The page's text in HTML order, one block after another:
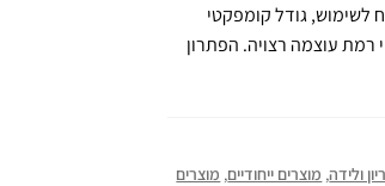
לשימוש, גודל קומפקטי
רמת עוצמה רצויה. הפתרון
ולידה, מוצרים ייחודיים, מוצרים